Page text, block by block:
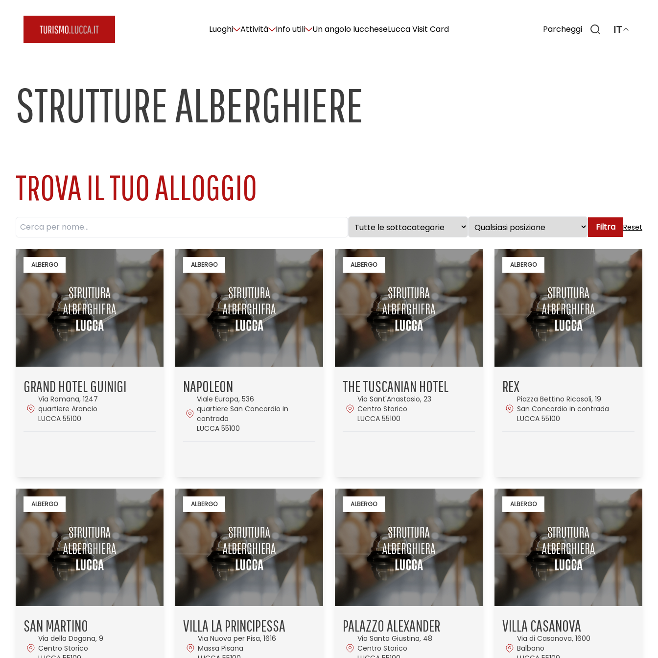
Luoghi Attività Info utili Un angolo luccheseLucca Visit Card Parcheggi IT
STRUTTURE ALBERGHIERE
TROVA IL TUO ALLOGGIO
Filtra Reset
ALBERGO
GRAND HOTEL GUINIGI
Via Romana, 1247
quartiere Arancio
LUCCA 55100
ALBERGO
NAPOLEON
Viale Europa, 536
quartiere San Concordio in
contrada
LUCCA 55100
ALBERGO
THE TUSCANIAN HOTEL
Via Sant'Anastasio, 23
Centro Storico
LUCCA 55100
ALBERGO
REX
Piazza Bettino Ricasoli, 19
San Concordio in contrada
LUCCA 55100
ALBERGO
SAN MARTINO
Via della Dogana, 9
Centro Storico
ALBERGO
VILLA LA PRINCIPESSA
Via Nuova per Pisa, 1616
Massa Pisana
ALBERGO
PALAZZO ALEXANDER
Via Santa Giustina, 48
Centro Storico
ALBERGO
VILLA CASANOVA
Via di Casanova, 1600
Balbano